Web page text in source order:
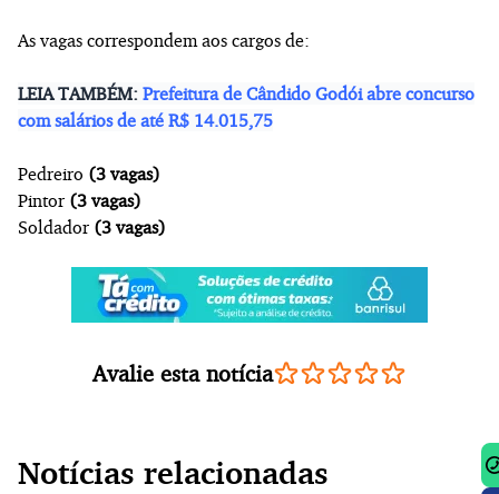
As vagas correspondem aos cargos de:
LEIA TAMBÉM: Prefeitura de Cândido Godói abre concurso
com salários de até R$ 14.015,75
Pedreiro (3 vagas)
Pintor (3 vagas)
Soldador (3 vagas)
Avalie esta notícia
Notícias relacionadas